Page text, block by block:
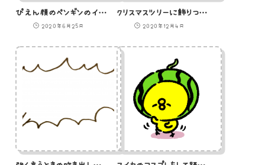
ぴえん顔のペンギンのイラスト
2020年6月25日
クリスマスツリーに飾りつけをするうさぎのイラスト
2020年12月4日